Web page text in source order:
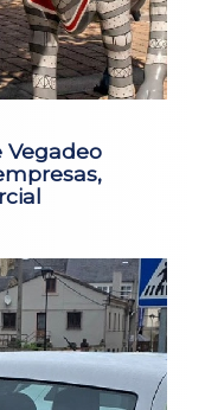
Vegadeo